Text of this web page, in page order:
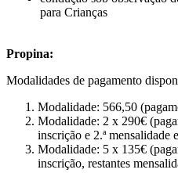
para Crianças
Propina:
Modalidades de pagamento
Modalidade: 566,50
Modalidade: 2 x 290€
inscrição e 2.ª mensalidade
Modalidade: 5 x 135€
inscrição, restantes